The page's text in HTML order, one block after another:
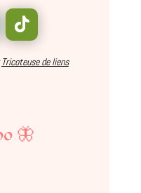
Tricoteuse de liens
🦋